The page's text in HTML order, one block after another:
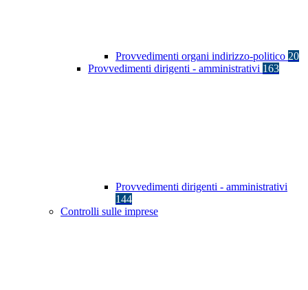
Provvedimenti organi indirizzo-politico 20
Provvedimenti dirigenti - amministrativi 163
Provvedimenti dirigenti - amministrativi
144
Controlli sulle imprese